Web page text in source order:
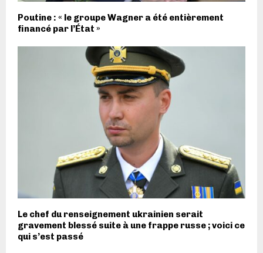
Poutine : « le groupe Wagner a été entièrement
financé par l’État »
Le chef du renseignement ukrainien serait
gravement blessé suite à une frappe russe ; voici ce
qui s’est passé